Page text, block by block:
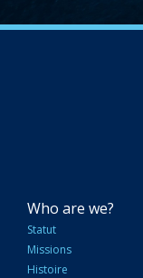
PRINCIPALE
Who are we?
Statut
Missions
Histoire